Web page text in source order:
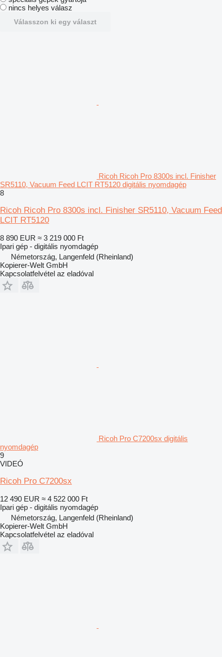
nincs helyes válasz
Válasszon ki egy választ
Ricoh Ricoh Pro 8300s incl. Finisher
SR5110, Vacuum Feed LCIT RT5120 digitális nyomdagép
8
Ricoh Ricoh Pro 8300s incl. Finisher SR5110, Vacuum Feed
LCIT RT5120
8 890 EUR ≈ 3 219 000 Ft
Ipari gép - digitális nyomdagép
Németország, Langenfeld (Rheinland)
Kopierer-Welt GmbH
Kapcsolatfelvétel az eladóval
Ricoh Pro C7200sx digitális
nyomdagép
9
VIDEÓ
Ricoh Pro C7200sx
12 490 EUR ≈ 4 522 000 Ft
Ipari gép - digitális nyomdagép
Németország, Langenfeld (Rheinland)
Kopierer-Welt GmbH
Kapcsolatfelvétel az eladóval